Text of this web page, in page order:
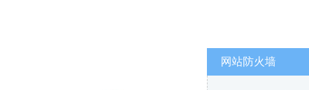
网站防火墙